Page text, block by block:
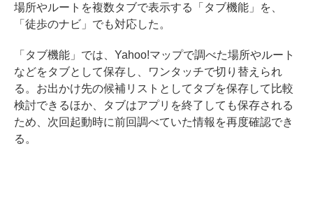
場所やルートを複数タブで表示する「タブ機能」を、
「徒歩のナビ」でも対応した。
「タブ機能」では、Yahoo!マップで調べた場所やルート
などをタブとして保存し、ワンタッチで切り替えられ
る。お出かけ先の候補リストとしてタブを保存して比較
検討できるほか、タブはアプリを終了しても保存される
ため、次回起動時に前回調べていた情報を再度確認でき
る。